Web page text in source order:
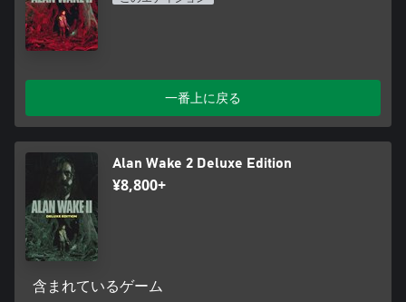
一番上に戻る
Alan Wake 2 Deluxe Edition
¥8,800+
含まれているゲーム